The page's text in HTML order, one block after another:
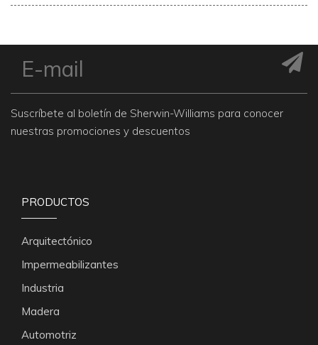
Suscríbete al boletín de Sherwin-Williams para conocer
nuestras promociones y descuentos
PRODUCTOS
Arquitectónico
Impermeabilizantes
Industria
Madera
Automotriz